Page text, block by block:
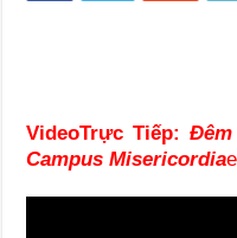
VideoTrực Tiếp:
Campus Misericordiae